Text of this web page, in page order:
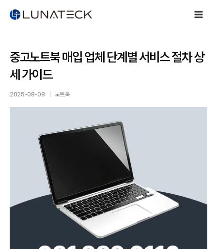
중고노트북 매입 업체 단계별 서비스 절차 상
세 가이드
2025-08-08 노트북